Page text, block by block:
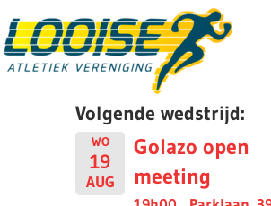
to
content
Volgende wedstrijd:
WO
19
AUG
Golazo open
meeting